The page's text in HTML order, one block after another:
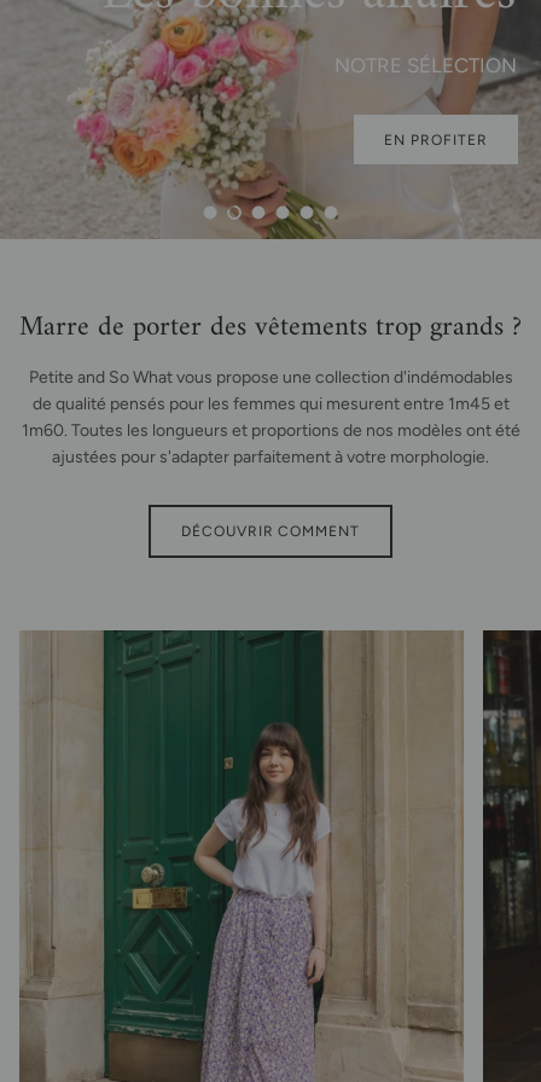
NOTRE SÉLECTION
EN PROFITER
Balade Estivale
Charger la diapositive 1 de 6
Charger la diapositive 2 de 6
Charger la diapositive 3 de 6
Charger la diapositive 4 de 6
Charger la diapositive 5 de 6
Charger la diapositive 6 de 6
Marre de porter des vêtements trop grands ?
Petite and So What vous propose une collection d'indémodables
de qualité pensés pour les femmes qui mesurent entre 1m45 et
1m60. Toutes les longueurs et proportions de nos modèles ont été
ajustées pour s'adapter parfaitement à votre morphologie.
DÉCOUVRIR COMMENT